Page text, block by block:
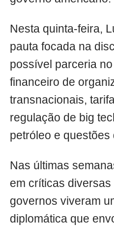
Nesta quinta-feira,
pauta focada na
possível parceria
financeiro de
transnacionais,
regulação de big
petróleo e questões
Nas últimas
em críticas diversas
governos viveram
diplomática que